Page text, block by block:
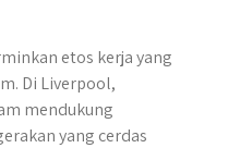
etos kerja yang
Di Liverpool,
mendukung
yang cerdas